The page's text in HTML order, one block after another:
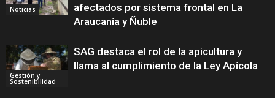
Noticias
afectados por sistema frontal en La
Araucanía y Ñuble
Gestión y
Sostenibilidad
SAG destaca el rol de la apicultura y
llama al cumplimiento de la Ley Apícola